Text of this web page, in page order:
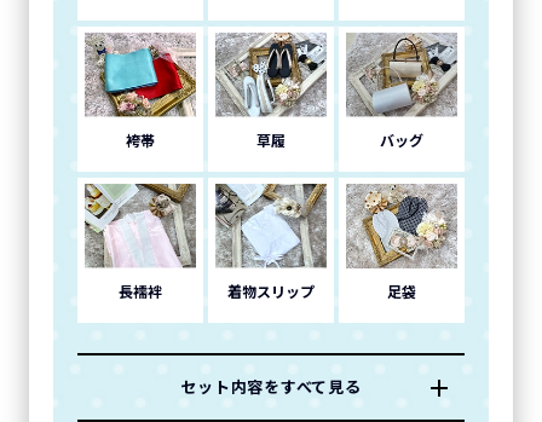
袴帯 草履 バッグ
長襦袢 着物スリップ 足袋
セット内容をすべて見る